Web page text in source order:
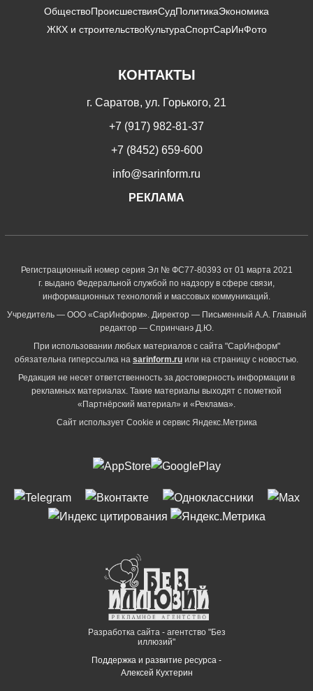
ОбществоПроисшествияСудПолитикаЭкономика
ЖКХ и строительствоКультураСпортСарИнФото
КОНТАКТЫ
г. Саратов, ул. Горького, 21
+7 (917) 982-81-37
+7 (8452) 659-600
info@sarinform.ru
РЕКЛАМА
Регистрационный номер серия Эл № ФС77-80393 от 01 марта 2021
г. выдано Федеральной службой по надзору в сфере связи,
информационных технологий и массовых коммуникаций.
Учредитель — ООО «СарИнформ». Директор — Письменный А.А. Главный
редактор — Спринчанэ Д.Ю.
При использовании любых материалов с сайта "СарИнформ"
обязательна гиперссылка на sarinform.ru или на страницу с новостью.
Редакция не несет ответственность за достоверность информации в
рекламных материалах. Такие материалы выходят с пометкой
«Партнёрский материал» и «Реклама».
Сайт использует Cookie и сервиc Яндекс.Метрика
Разработка сайта - агентство "Без
иллюзий"
Поддержка и развитие ресурса -
Алексей Кухтерин